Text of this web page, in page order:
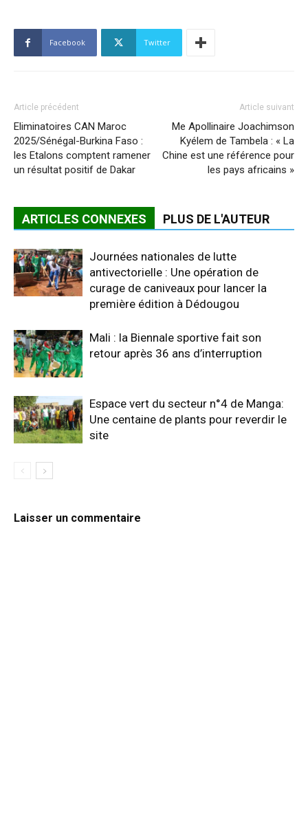
Facebook Twitter
Article précédent
Eliminatoires CAN Maroc
2025/Sénégal-Burkina Faso :
les Etalons comptent ramener
un résultat positif de Dakar
Article suivant
Me Apollinaire Joachimson
Kyélem de Tambela : « La
Chine est une référence pour
les pays africains »
ARTICLES CONNEXES PLUS DE L'AUTEUR
Journées nationales de lutte
antivectorielle : Une opération de
curage de caniveaux pour lancer la
première édition à Dédougou
Mali : la Biennale sportive fait son
retour après 36 ans d’interruption
Espace vert du secteur n°4 de Manga:
Une centaine de plants pour reverdir le
site
Laisser un commentaire